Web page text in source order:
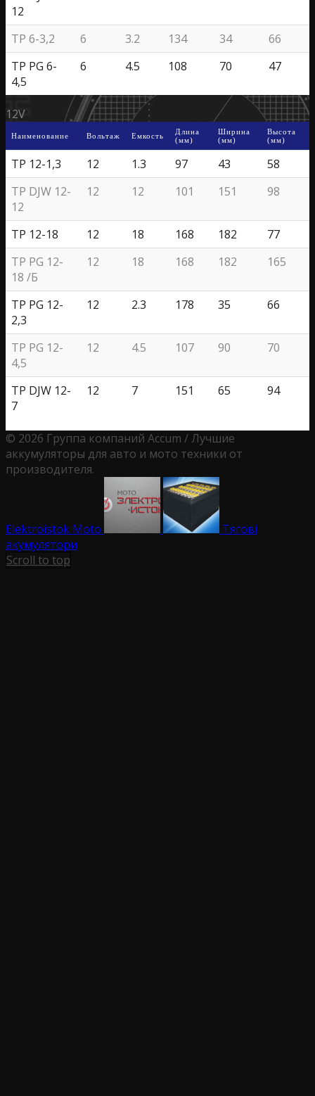
12
TP 6-3,2 6 3.2 134 34
66
TP PG 6-
4,5
6 4.5 108 70 47
12V
Наименование Вольтаж Емкость
Длина
(мм)
Ширина
(мм)
Высота
(мм)
ТР 12-1,3 12 1.3 97 43
58
TP DJW 12-
12
12 12 101 151 98
TP 12-18 12 18 168 182
77
TP PG 12-
18 /Б
12 18 168 182 165
ТР PG 12-
2,3
12 2.3 178 35 66
TP PG 12-
4,5
12 4.5 107 90 70
TP DJW 12-
7
12 7 151 65 94
© 2026 Группа компаний Accum / Лучшие
аккумуляторы для авто и мото техники от
производителя.
Elektroistok Moto
Тягові
акумулятори
Scroll to top